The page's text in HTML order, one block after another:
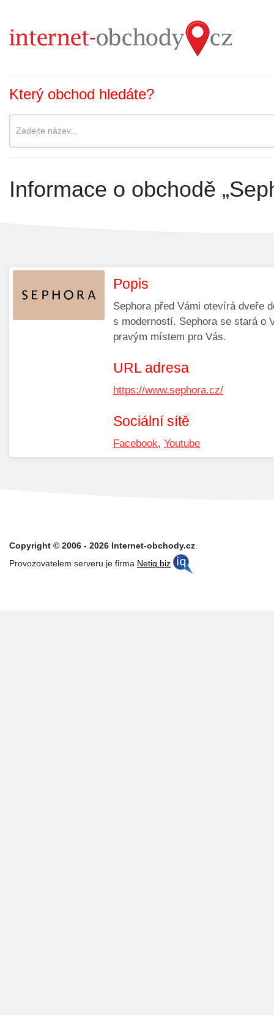
Který obchod hledáte?
Informace o obchodě
Popis
Sephora před Vámi otevírá dveře
s moderností. Sephora se stará o
pravým místem pro Vás.
URL adresa
https://www.sephora.cz/
Sociální sítě
Facebook, Youtube
Copyright © 2006 - 2026 Internet-obchody.cz.
Provozovatelem serveru je firma Netiq.biz